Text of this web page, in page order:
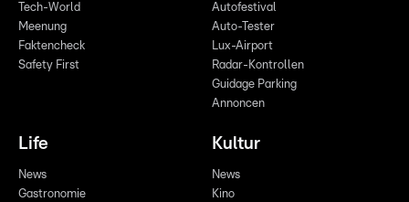
Tech-World
Meenung
Faktencheck
Safety First
Autofestival
Auto-Tester
Lux-Airport
Radar-Kontrollen
Guidage Parking
Annoncen
Life
News
Gastronomie
Kultur
News
Kino